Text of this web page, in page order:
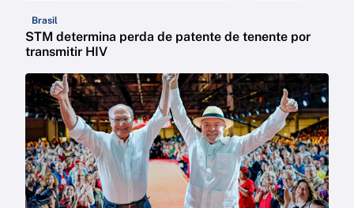
Brasil
STM determina perda de patente de tenente por
transmitir HIV